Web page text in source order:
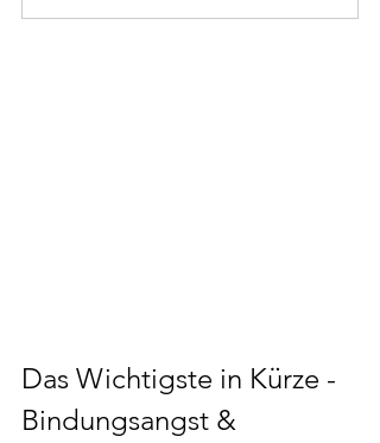
Das Wichtigste in Kürze -
Bindungsangst &